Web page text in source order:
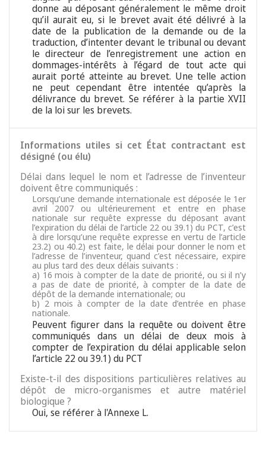
donne au déposant généralement le même droit
qu’il aurait eu, si le brevet avait été délivré à la
date de la publication de la demande ou de la
traduction, d’intenter devant le tribunal ou devant
le directeur de l’enregistrement une action en
dommages-intérêts à l’égard de tout acte qui
aurait porté atteinte au brevet. Une telle action
ne peut cependant être intentée qu’après la
délivrance du brevet. Se référer à la partie XVII
de la loi sur les brevets.
Informations utiles si cet État contractant est
désigné (ou élu)
Délai dans lequel le nom et l’adresse de l’inventeur
doivent être communiqués :
Lorsqu’une demande internationale est déposée le 1er
avril 2007 ou ultérieurement et entre en phase
nationale sur requête expresse du déposant avant
l’expiration du délai de l’article 22 ou 39.1) du PCT, c’est
à dire lorsqu’une requête expresse en vertu de l’article
23.2) ou 40.2) est faite, le délai pour donner le nom et
l’adresse de l’inventeur, quand c’est nécessaire, expire
au plus tard des deux délais suivants :
a) 16 mois à compter de la date de priorité, ou si il n’y
a pas de date de priorité, à compter de la date de
dépôt de la demande internationale; ou
b) 2 mois à compter de la date d’entrée en phase
nationale.
Peuvent figurer dans la requête ou doivent être
communiqués dans un délai de deux mois à
compter de l’expiration du délai applicable selon
l’article 22 ou 39.1) du PCT
Existe-t-il des dispositions particulières relatives au
dépôt de micro-organismes et autre matériel
biologique ?
Oui, se référer à l'Annexe L.